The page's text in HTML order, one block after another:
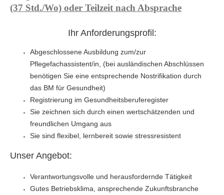
(37 Std./Wo) oder Teilzeit nach Absprache
Ihr Anforderungsprofil:
Abgeschlossene Ausbildung zum/zur
Pflegefachassistent/in, (bei ausländischen Abschlüssen
benötigen Sie eine entsprechende Nostrifikation durch
das BM für Gesundheit)
Registrierung im Gesundheitsberuferegister
Sie zeichnen sich durch einen wertschätzenden und
freundlichen Umgang aus
Sie sind flexibel, lernbereit sowie stressresistent
Unser Angebot:
Verantwortungsvolle und herausfordernde Tätigkeit
Gutes Betriebsklima, ansprechende Zukunftsbranche